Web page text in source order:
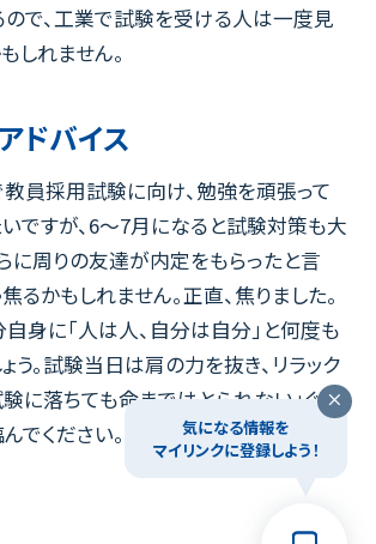
ので、工業で試験を受ける人は一度見
しれません。
ドバイス
員採用試験に向け、勉強を頑張って
ですが、6～7月になると試験対策も大
に周りの友達が内定をもらったと言
焦るかもしれません。正直、焦りました。
身に「人は人、自分は自分」と何度も
う。試験当日は肩の力を抜き、リラック
験に落ちても命まではとられない」ぐら
でください。それでは健闘を祈ります。
気になる情報を
マイリンクに登録しよう！